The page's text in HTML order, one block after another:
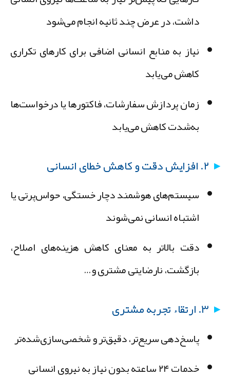
داشت، در عرض چند ثانیه انجام می‌شود
نیاز به منابع انسانی اضافی برای کارهای تکراری
کاهش می‌یابد
زمان پردازش سفارشات، فاکتورها یا درخواست‌ها
به‌شدت کاهش می‌یابد
۲. افزایش دقت و کاهش خطای انسانی
سیستم‌های هوشمند دچار خستگی، حواس‌پرتی یا
اشتباه انسانی نمی‌شوند
دقت بالاتر به معنای کاهش هزینه‌های اصلاح،
بازگشت، نارضایتی مشتری و…
۳. ارتقاء تجربه مشتری
پاسخ‌دهی سریع‌تر، دقیق‌تر و شخصی‌سازی‌شده‌تر
خدمات ۲۴ ساعته بدون نیاز به نیروی انسانی